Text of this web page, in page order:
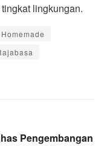
lingkungan.
Pengembangan